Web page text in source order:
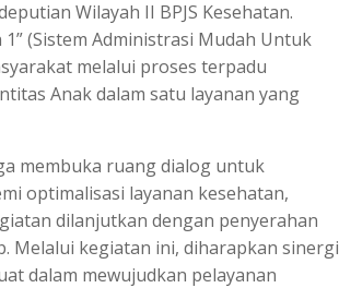
Wilayah II BPJS Kesehatan.
(Sistem Administrasi Mudah Untuk
melalui proses terpadu
Anak dalam satu layanan yang
membuka ruang dialog untuk
optimalisasi layanan kesehatan,
dilanjutkan dengan penyerahan
Melalui kegiatan ini, diharapkan sinergi
dalam mewujudkan pelayanan